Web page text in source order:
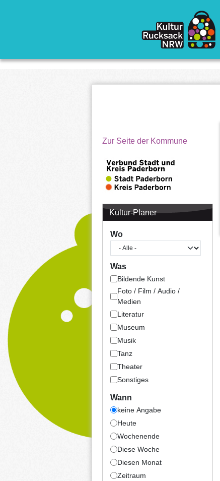
Zur Seite der Kommune
Kultur-Planer
Wo
Was
Bildende Kunst
Foto / Film / Audio /
Medien
Literatur
Museum
Musik
Tanz
Theater
Sonstiges
Wann
keine Angabe
Heute
Wochenende
Diese Woche
Diesen Monat
Zeitraum